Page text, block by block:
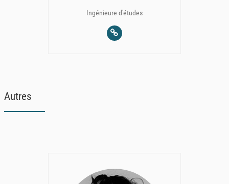
Ingénieure d'études
Autres